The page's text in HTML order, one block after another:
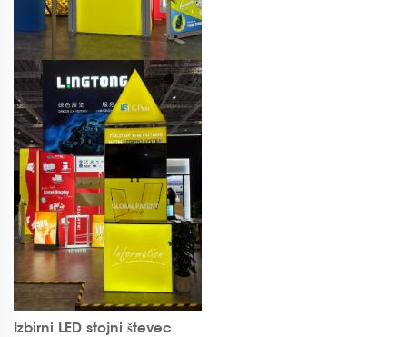
Izbirni LED stojni števec